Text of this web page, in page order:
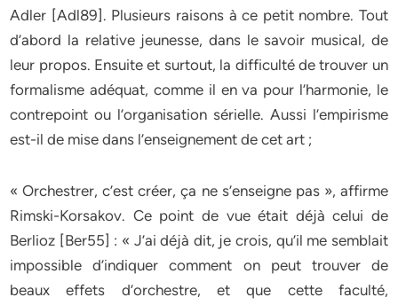
Adler [Adl89]. Plusieurs raisons à ce petit nombre. Tout
d’abord la relative jeunesse, dans le savoir musical, de
leur propos. Ensuite et surtout, la difficulté de trouver un
formalisme adéquat, comme il en va pour l’harmonie, le
contrepoint ou l’organisation sérielle. Aussi l’empirisme
est-il de mise dans l’enseignement de cet art ;
« Orchestrer, c’est créer, ça ne s’enseigne pas », affirme
Rimski-Korsakov. Ce point de vue était déjà celui de
Berlioz [Ber55] : « J’ai déjà dit, je crois, qu’il me semblait
impossible d’indiquer comment on peut trouver de
beaux effets d’orchestre, et que cette faculté,